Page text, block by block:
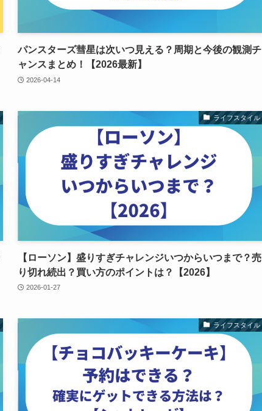
パンスターズ彗星は次いつ見える？周期と今後の観測チ
ャンスまとめ！【2026最新】
2026-04-14
ライフスタイル
【ローソン】盛りすぎチャレンジいつからいつまで？売
り切れ続出？買い方のポイントは？【2026】
2026-01-27
ライフスタイル